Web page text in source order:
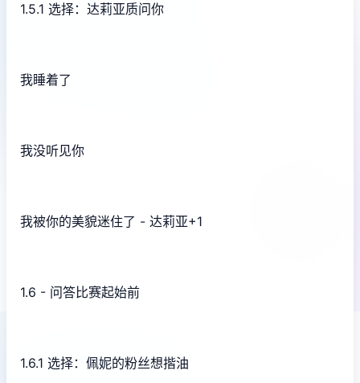
1.5.1 选择：达莉亚质问你
我睡着了
我没听见你
我被你的美貌迷住了 - 达莉亚+1
1.6 - 问答比赛起始前
1.6.1 选择：佩妮的粉丝想揩油